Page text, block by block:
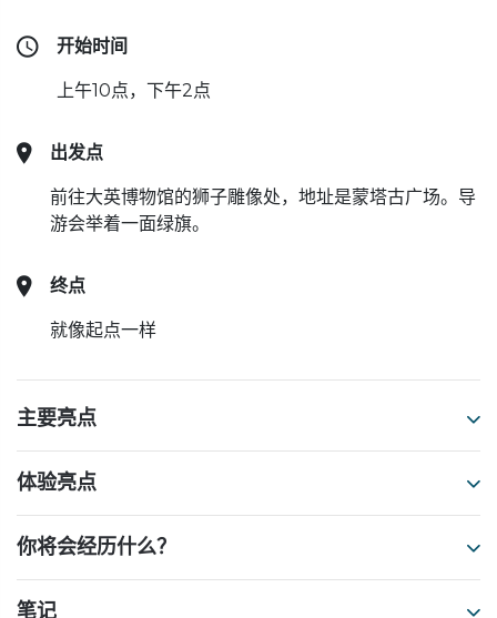
开始时间
上午10点，下午2点
出发点
前往大英博物馆的狮子雕像处，地址是蒙塔古广场。导
游会举着一面绿旗。
终点
就像起点一样
主要亮点
体验亮点
你将会经历什么？
笔记